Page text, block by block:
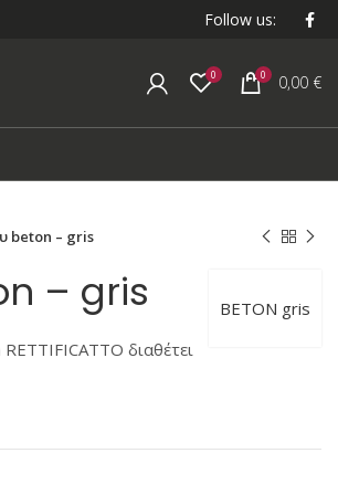
Follow us:
0 0 0,00 €
beton – gris
BETON gris
– gris
διαθέτει